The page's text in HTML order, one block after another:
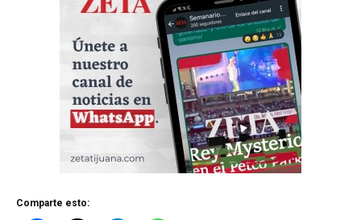
Comparte esto: